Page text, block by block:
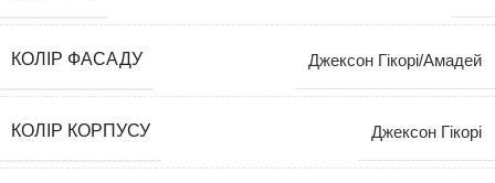
КОЛІР ФАСАДУ Джексон Гікорі/Амадей
КОЛІР КОРПУСУ Джексон Гікорі